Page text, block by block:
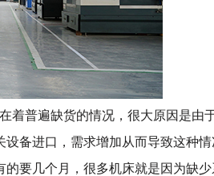
着普遍缺货的情况，很大原因是由
备进口，需求增加从而导致这种情
要几个月，很多机床就是因为缺